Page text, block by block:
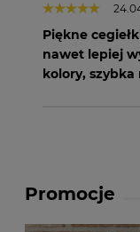
Piękne
nawet lepiej
kolory,
Promocje